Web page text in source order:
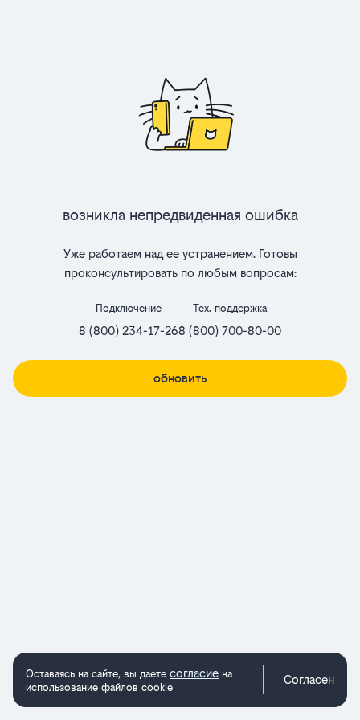
Возникла непредвиденная ошибка
Уже работаем над ее устранением. Готовы
проконсультировать по любым вопросам:
Подключение
8 (800) 234-17-26
Тех. поддержка
8 (800) 700-80-00
обновить
Оставаясь на сайте, вы даете согласие на
использование файлов cookie
Согласен